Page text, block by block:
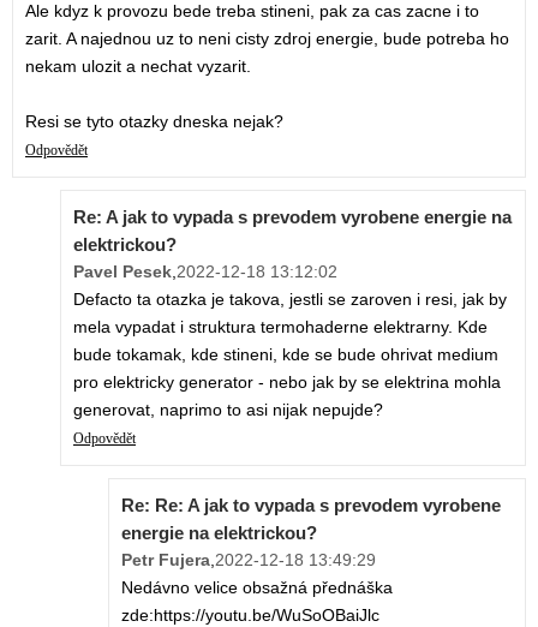
Ale kdyz k provozu bede treba stineni, pak za cas zacne i to
zarit. A najednou uz to neni cisty zdroj energie, bude potreba ho
nekam ulozit a nechat vyzarit.
Resi se tyto otazky dneska nejak?
Odpovědět
Re: A jak to vypada s prevodem vyrobene energie na
elektrickou?
Pavel Pesek 2022-12-18 13:12:02
Defacto ta otazka je takova, jestli se zaroven i resi, jak by
mela vypadat i struktura termohaderne elektrarny. Kde
bude tokamak, kde stineni, kde se bude ohrivat medium
pro elektricky generator - nebo jak by se elektrina mohla
generovat, naprimo to asi nijak nepujde?
Odpovědět
Re: Re: A jak to vypada s prevodem vyrobene
energie na elektrickou?
Petr Fujera 2022-12-18 13:49:29
Nedávno velice obsažná přednáška
zde:https://youtu.be/WuSoOBaiJlc